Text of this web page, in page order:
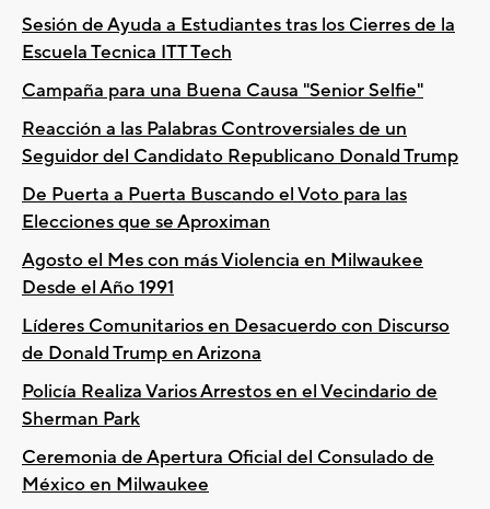
Sesión de Ayuda a Estudiantes tras los Cierres de la
Escuela Tecnica ITT Tech
Campaña para una Buena Causa "Senior Selfie"
Reacción a las Palabras Controversiales de un
Seguidor del Candidato Republicano Donald Trump
De Puerta a Puerta Buscando el Voto para las
Elecciones que se Aproximan
Agosto el Mes con más Violencia en Milwaukee
Desde el Año 1991
Líderes Comunitarios en Desacuerdo con Discurso
de Donald Trump en Arizona
Policía Realiza Varios Arrestos en el Vecindario de
Sherman Park
Ceremonia de Apertura Oficial del Consulado de
México en Milwaukee